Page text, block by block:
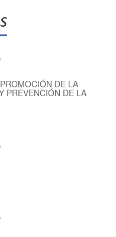
DE LA
PREVENCIÓN DE LA